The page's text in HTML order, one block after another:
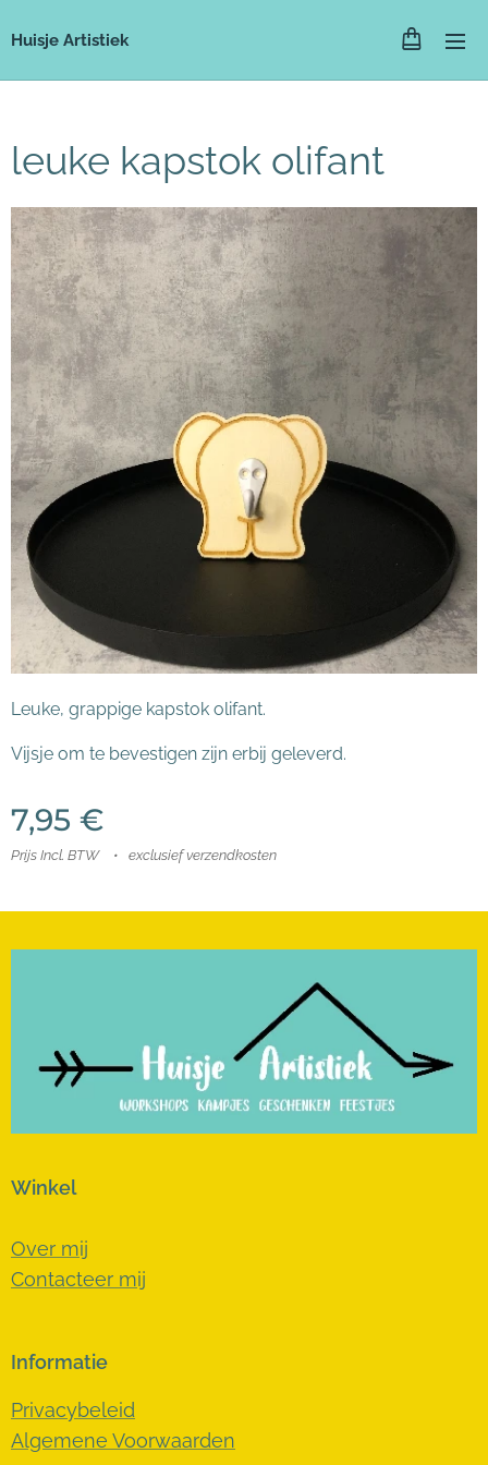
Huisje Artistiek
leuke kapstok olifant
Leuke, grappige kapstok olifant.
Vijsje om te bevestigen zijn erbij geleverd.
7,95 €
Prijs Incl. BTW exclusief verzendkosten
Winkel
Over mij
Contacteer mij
Informatie
Privacybeleid
Algemene Voorwaarden